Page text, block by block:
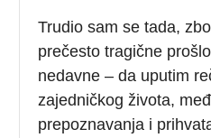
Trudio sam se tada,
prečesto tragične
nedavne – da uputim
zajedničkog života,
prepoznavanja i